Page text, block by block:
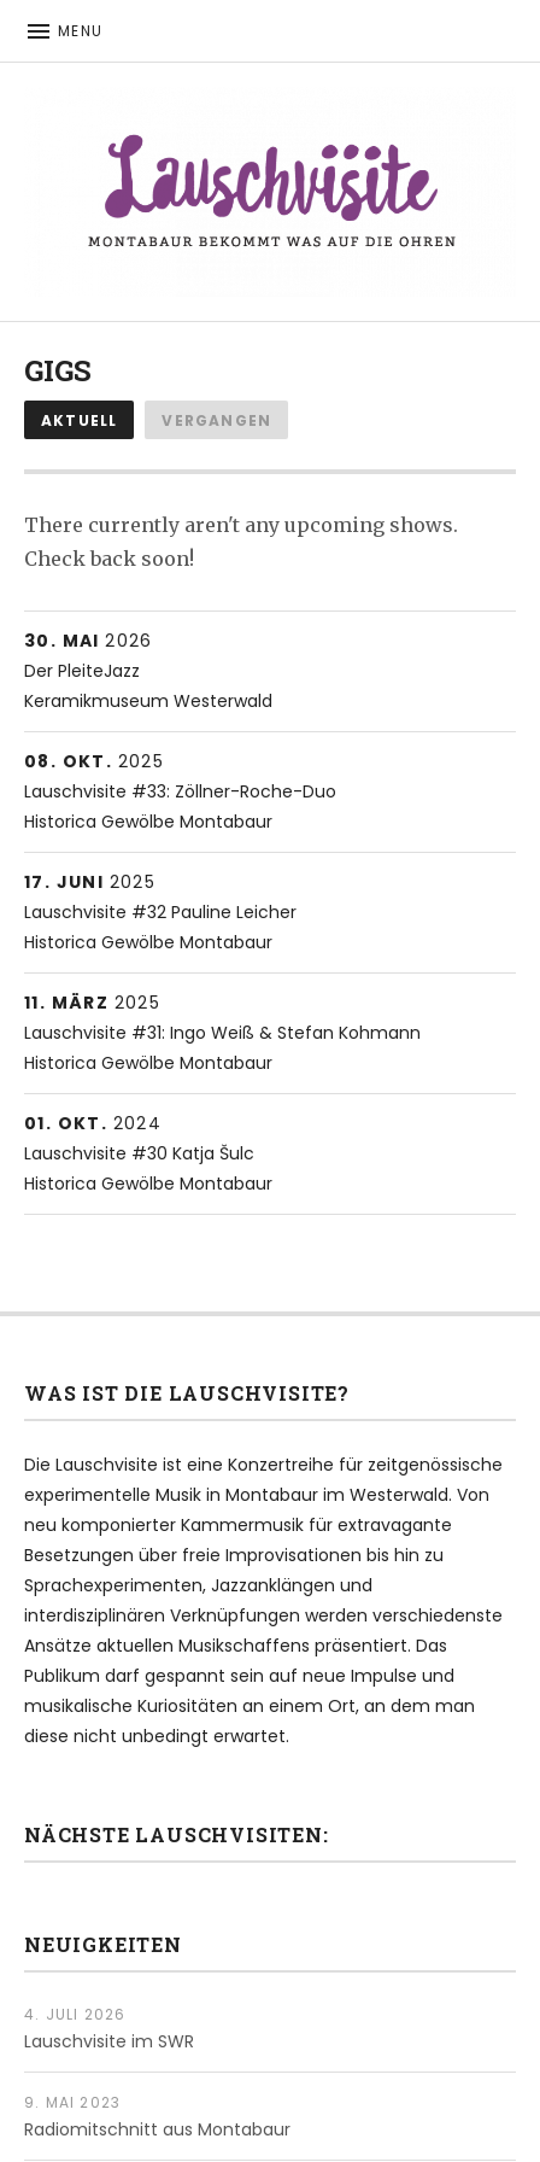
MENU
GIGS
AKTUELL VERGANGEN
There currently aren't any upcoming shows.
Check back soon!
30. MAI 2026
Der PleiteJazz
Keramikmuseum Westerwald
Keramikmuseum Westerwald
13 Lindenstraße
Höhr-Grenzhausen,RP 56203
02624 946010
More
08. OKT. 2025
Lauschvisite #33: Zöllner-Roche-Duo
Historica Gewölbe Montabaur
Historica Gewölbe Montabaur
Hospitalstr. (Ecke Kolpingstr.)
Montabaur 56410
More
17. JUNI 2025
Lauschvisite #32 Pauline Leicher
Historica Gewölbe Montabaur
Historica Gewölbe Montabaur
Hospitalstr. (Ecke Kolpingstr.)
Montabaur 56410
More
11. MÄRZ 2025
Lauschvisite #31: Ingo Weiß & Stefan Kohmann
Historica Gewölbe Montabaur
Historica Gewölbe Montabaur
Hospitalstr. (Ecke Kolpingstr.)
Montabaur 56410
More
01. OKT. 2024
Lauschvisite #30 Katja Šulc
Historica Gewölbe Montabaur
Historica Gewölbe Montabaur
Hospitalstr. (Ecke Kolpingstr.)
Montabaur 56410
More
WAS IST DIE LAUSCHVISITE?
Die Lauschvisite ist eine Konzertreihe für zeitgenössische
experimentelle Musik in Montabaur im Westerwald. Von
neu komponierter Kammermusik für extravagante
Besetzungen über freie Improvisationen bis hin zu
Sprachexperimenten, Jazzanklängen und
interdisziplinären Verknüpfungen werden verschiedenste
Ansätze aktuellen Musikschaffens präsentiert. Das
Publikum darf gespannt sein auf neue Impulse und
musikalische Kuriositäten an einem Ort, an dem man
diese nicht unbedingt erwartet.
NÄCHSTE LAUSCHVISITEN:
NEUIGKEITEN
Lauschvisite im SWR
4. JULI 2026
Radiomitschnitt aus Montabaur
9. MAI 2023